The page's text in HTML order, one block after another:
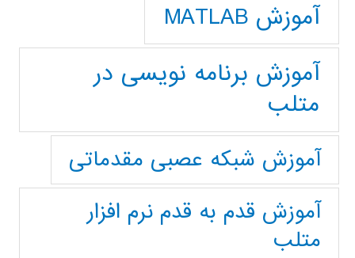
آموزش MATLAB
آموزش برنامه نویسی در
متلب
آموزش شبکه عصبی مقدماتی
آموزش قدم به قدم نرم افزار
متلب